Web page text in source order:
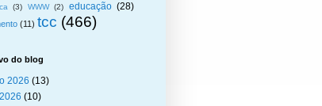
(3) WWW (2) educação (28)
(11) tcc (466)
do blog
2026 (13)
(10)